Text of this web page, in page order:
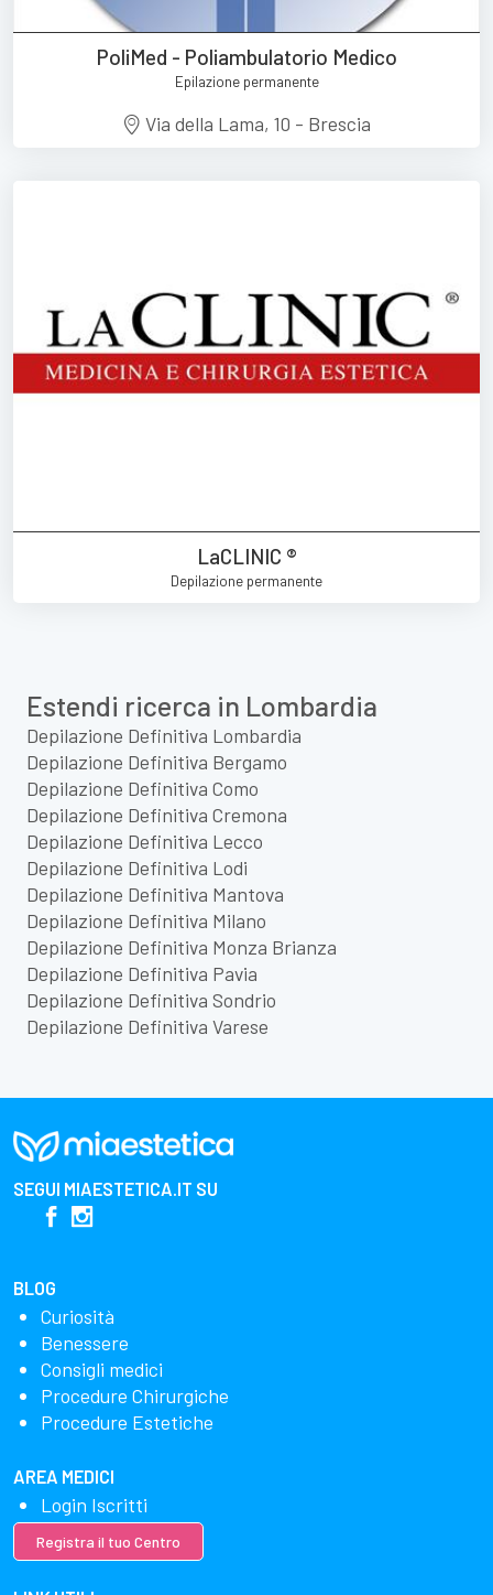
PoliMed - Poliambulatorio Medico
Epilazione permanente
Via della Lama, 10 - Brescia
LaCLINIC ®
Depilazione permanente
Estendi ricerca in Lombardia
Depilazione Definitiva Lombardia
Depilazione Definitiva Bergamo
Depilazione Definitiva Como
Depilazione Definitiva Cremona
Depilazione Definitiva Lecco
Depilazione Definitiva Lodi
Depilazione Definitiva Mantova
Depilazione Definitiva Milano
Depilazione Definitiva Monza Brianza
Depilazione Definitiva Pavia
Depilazione Definitiva Sondrio
Depilazione Definitiva Varese
SEGUI MIAESTETICA.IT SU
BLOG
Curiosità
Benessere
Consigli medici
Procedure Chirurgiche
Procedure Estetiche
AREA MEDICI
Login Iscritti
Registra il tuo Centro